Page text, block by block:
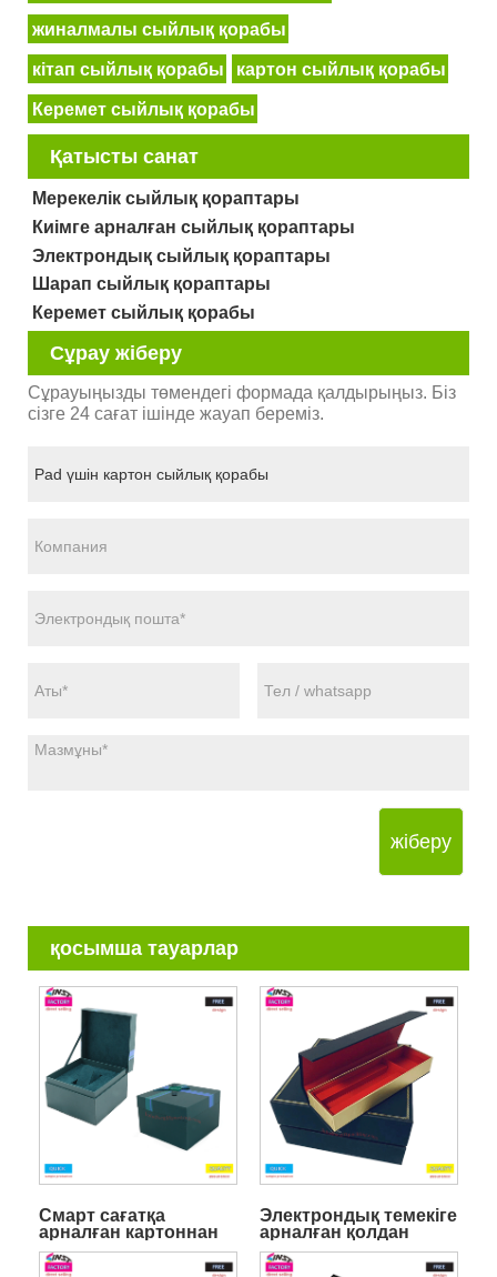
жиналмалы сыйлық қорабы
кітап сыйлық қорабы картон сыйлық қорабы
Керемет сыйлық қорабы
Қатысты санат
Мерекелік сыйлық қораптары
Киімге арналған сыйлық қораптары
Электрондық сыйлық қораптары
Шарап сыйлық қораптары
Керемет сыйлық қорабы
Сұрау жіберу
Сұрауыңызды төмендегі формада қалдырыңыз. Біз
сізге 24 сағат ішінде жауап береміз.
жіберу
қосымша тауарлар
Смарт сағатқа
арналған картоннан
басылған сыйлық
қорабы
Электрондық темекіге
арналған қолдан
жасалған сыйлық
қорапшасы